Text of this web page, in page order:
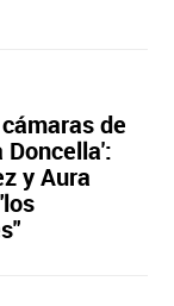
de
Doncella':
y Aura